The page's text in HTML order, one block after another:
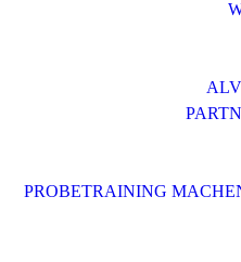
PROBETRAINING